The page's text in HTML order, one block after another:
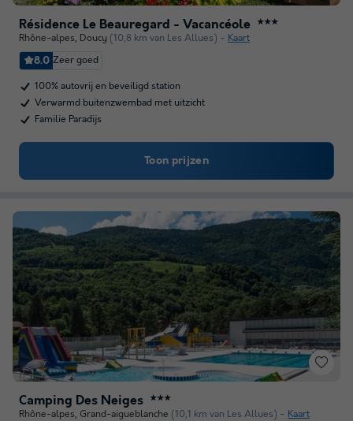
Résidence Le Beauregard - Vacancéole ★★★
Rhône-alpes, Doucy (10,8 km van Les Allues) Kaart
8.0 Zeer goed
100% autovrij en beveiligd station
Verwarmd buitenzwembad met uitzicht
Familie Paradijs
Toon prijzen
Camping Des Neiges ★★★
Rhône-alpes, Grand-aigueblanche (10,1 km van Les Allues) Kaart